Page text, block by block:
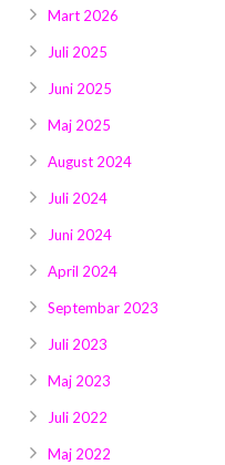
Mart 2026
Juli 2025
Juni 2025
Maj 2025
August 2024
Juli 2024
Juni 2024
April 2024
Septembar 2023
Juli 2023
Maj 2023
Juli 2022
Maj 2022